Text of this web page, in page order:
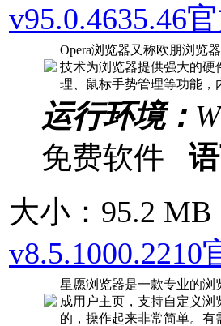
v95.0.4635.46
Opera浏览器又称欧朋浏览
技术为浏览器提供强大的
理、鼠标手势管理等功能，
运行环境：
免费软件
大小：95.2 MB
v8.5.1000.2210
星愿浏览器是一款专业的
成用户主页，支持自定义
的，操作起来非常简单。